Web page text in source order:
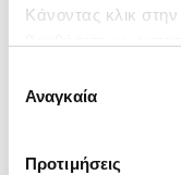
Κάνοντας κλικ στην
ενδιαφέρουν και
συγκατάθεσης
Αναγκαία
Προτιμήσεις